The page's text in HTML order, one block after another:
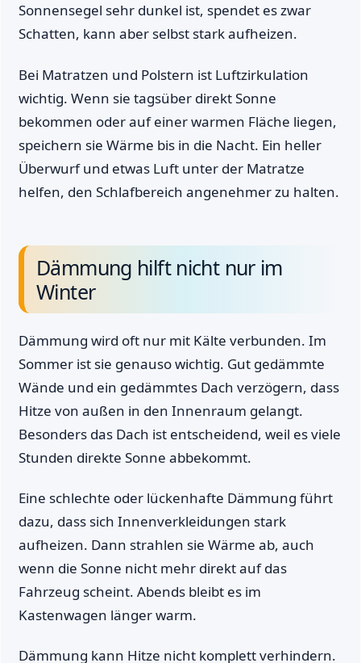
Sonnensegel sehr dunkel ist, spendet es zwar
Schatten, kann aber selbst stark aufheizen.
Bei Matratzen und Polstern ist Luftzirkulation
wichtig. Wenn sie tagsüber direkt Sonne
bekommen oder auf einer warmen Fläche liegen,
speichern sie Wärme bis in die Nacht. Ein heller
Überwurf und etwas Luft unter der Matratze
helfen, den Schlafbereich angenehmer zu halten.
Dämmung hilft nicht nur im
Winter
Dämmung wird oft nur mit Kälte verbunden. Im
Sommer ist sie genauso wichtig. Gut gedämmte
Wände und ein gedämmtes Dach verzögern, dass
Hitze von außen in den Innenraum gelangt.
Besonders das Dach ist entscheidend, weil es viele
Stunden direkte Sonne abbekommt.
Eine schlechte oder lückenhafte Dämmung führt
dazu, dass sich Innenverkleidungen stark
aufheizen. Dann strahlen sie Wärme ab, auch
wenn die Sonne nicht mehr direkt auf das
Fahrzeug scheint. Abends bleibt es im
Kastenwagen länger warm.
Dämmung kann Hitze nicht komplett verhindern.